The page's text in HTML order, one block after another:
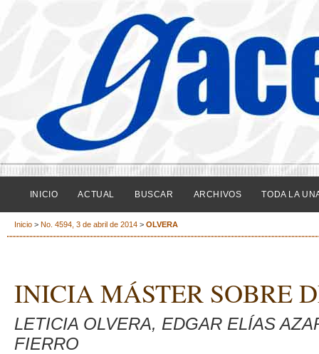
INICIO ACTUAL BUSCAR ARCHIVOS TODA LA
Inicio > No. 4594, 3 de abril de 2014 > OLVERA
INICIA MÁSTER SOBRE
LETICIA OLVERA, EDGAR ELÍAS
FIERRO